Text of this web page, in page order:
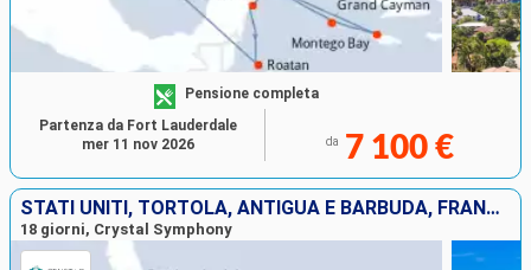
Pensione completa
da 7 100 €
Partenza da Fort Lauderdale
mer 11 nov 2026
STATI UNITI, TORTOLA, ANTIGUA E BARBUDA, FRANCIA, GUADALUPA, PORTORICO, REPUBBLICA DOMINICANA, GIAMAICA, ISOLE CAYMAN
18 giorni, Crystal Symphony